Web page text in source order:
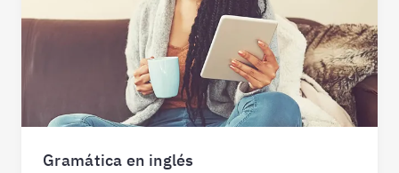
Gramática en inglés